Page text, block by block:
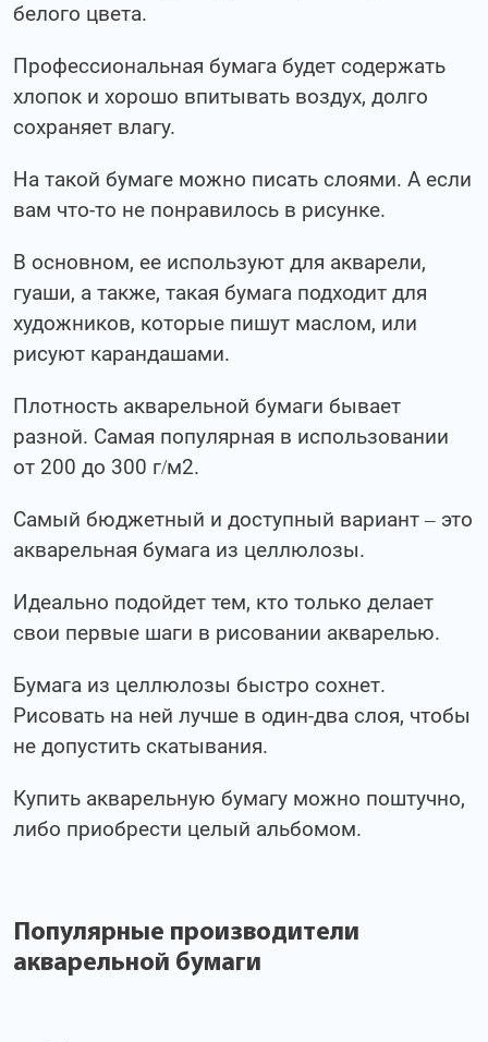
белого цвета.
Профессиональная бумага будет содержать
хлопок и хорошо впитывать воздух, долго
сохраняет влагу.
На такой бумаге можно писать слоями. А если
вам что-то не понравилось в рисунке.
В основном, ее используют для акварели,
гуаши, а также, такая бумага подходит для
художников, которые пишут маслом, или
рисуют карандашами.
Плотность акварельной бумаги бывает
разной. Самая популярная в использовании
от 200 до 300 г/м2.
Самый бюджетный и доступный вариант – это
акварельная бумага из целлюлозы.
Идеально подойдет тем, кто только делает
свои первые шаги в рисовании акварелью.
Бумага из целлюлозы быстро сохнет.
Рисовать на ней лучше в один-два слоя, чтобы
не допустить скатывания.
Купить акварельную бумагу можно поштучно,
либо приобрести целый альбомом.
Популярные производители
акварельной бумаги